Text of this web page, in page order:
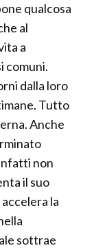
qualcosa
al
a
comuni.
dalla loro
Tutto
Anche
non
il suo
la
sottrae